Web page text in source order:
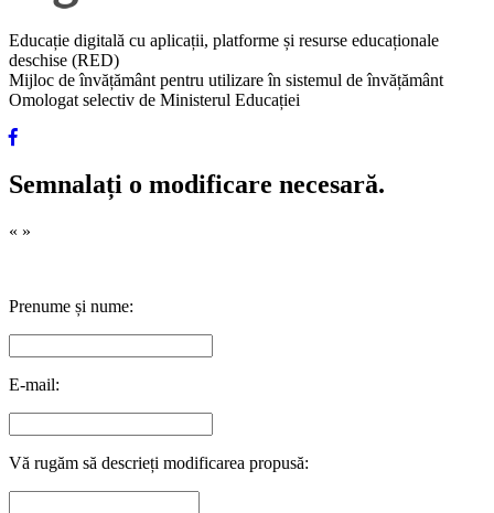
Educație digitală cu aplicații, platforme și resurse educaționale
deschise (RED)
Mijloc de învățământ pentru utilizare în sistemul de învățământ
Omologat selectiv de Ministerul Educației
Semnalați o modificare necesară.
« »
Prenume și nume:
E-mail:
Vă rugăm să descrieți modificarea propusă: